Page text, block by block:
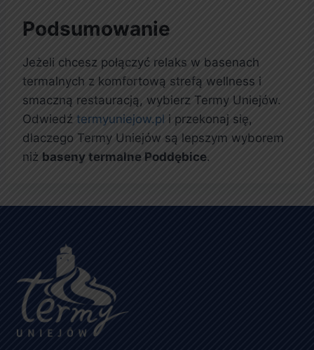
Podsumowanie
Jeżeli chcesz połączyć relaks w basenach
termalnych z komfortową strefą wellness i
smaczną restauracją, wybierz Termy Uniejów.
Odwiedź termyuniejow.pl i przekonaj się,
dlaczego Termy Uniejów są lepszym wyborem
niż baseny termalne Poddębice.